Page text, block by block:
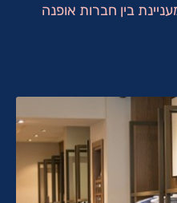
בין חברות אופנה